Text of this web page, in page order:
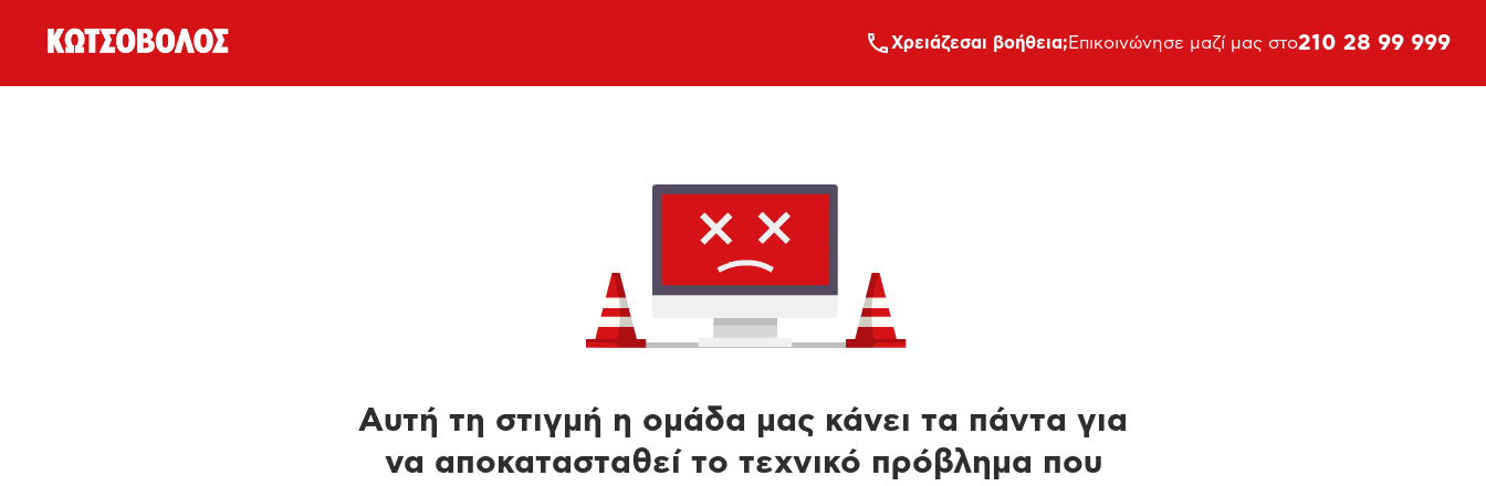
Xρειάζεσαι βοήθεια; Επικοινώνησε μαζί μας στο210 28 99 999
Αυτή τη στιγμή η ομάδα μας κάνει τα πάντα για
να αποκατασταθεί το τεχνικό πρόβλημα που